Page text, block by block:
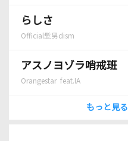
らしさ
Official髭男dism
アスノヨゾラ哨戒班
Orangestar feat.IA
もっと見る